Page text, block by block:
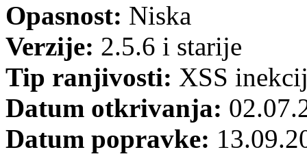
Opasnost: Niska
Verzije: 2.5.6 i starije
Tip ranjivosti: XSS
Datum otkrivanja:
Datum popravke: